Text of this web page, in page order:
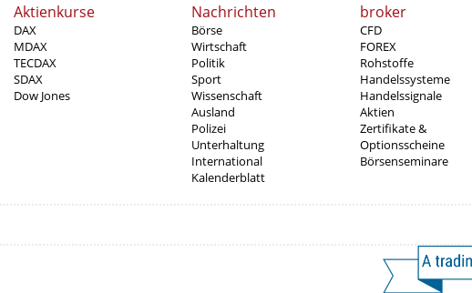
Aktienkurse
DAX
MDAX
TECDAX
SDAX
Dow Jones
Nachrichten
Börse
Wirtschaft
Politik
Sport
Wissenschaft
Ausland
Polizei
Unterhaltung
International
Kalenderblatt
broker
CFD
FOREX
Rohstoffe
Handelssysteme
Handelssignale
Aktien
Zertifikate &
Optionsscheine
Börsenseminare